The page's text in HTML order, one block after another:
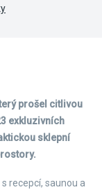
prošel citlivou
exkluzivních
sklepní
recepcí, saunou a